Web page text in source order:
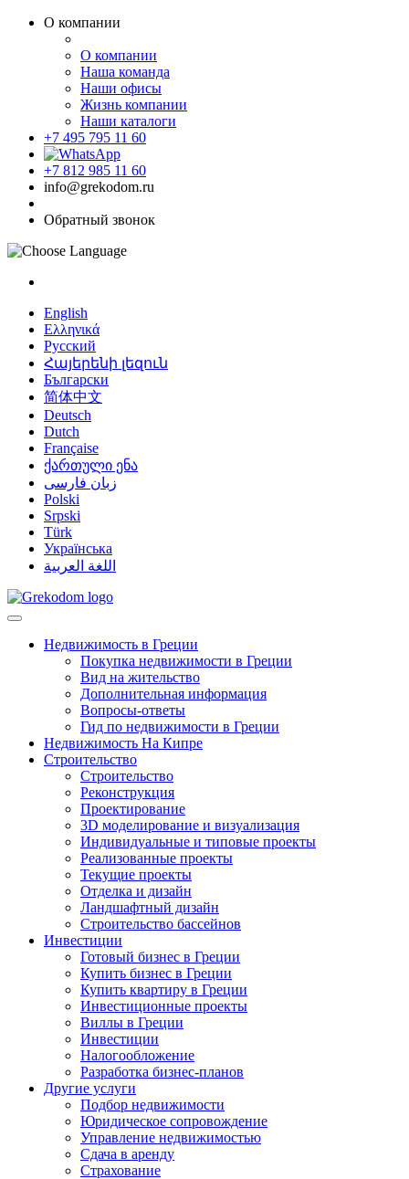
О компании
О компании
Наша команда
Наши офисы
Жизнь компании
Наши каталоги
+7 495 795 11 60
+7 812 985 11 60
info@grekodom.ru
Обратный звонок
English
Ελληνικά
Русский
Հայերենի լեզուն
Български
简体中文
Deutsch
Dutch
Française
ქართული ენა
زبان فارسی
Polski
Srpski
Türk
Українська
اللغة العربية
Недвижимость в Греции
Покупка недвижимости в Греции
Вид на жительство
Дополнительная информация
Вопросы-ответы
Гид по недвижимости в Греции
Недвижимость На Кипре
Строительство
Строительство
Реконструкция
Проектирование
3D моделирование и визуализация
Индивидуальные и типовые проекты
Реализованные проекты
Текущие проекты
Отделка и дизайн
Ландшафтный дизайн
Строительство бассейнов
Инвестиции
Готовый бизнес в Греции
Купить бизнес в Греции
Купить квартиру в Греции
Инвестиционные проекты
Виллы в Греции
Инвестиции
Налогообложение
Разработка бизнес-планов
Другие услуги
Подбор недвижимости
Юридическое сопровождение
Управление недвижимостью
Сдача в аренду
Страхование